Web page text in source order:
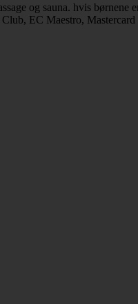
og sauna. hvis børnene
EC Maestro, Mastercard